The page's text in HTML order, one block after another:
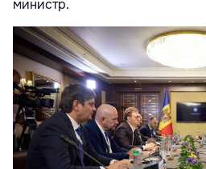
министр.